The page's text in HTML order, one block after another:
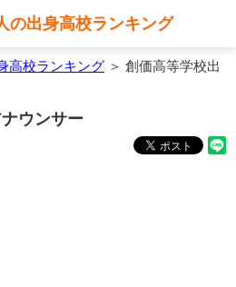
の出身高校ランキング
高校ランキング ＞ 創価高等学校出
ウンサー